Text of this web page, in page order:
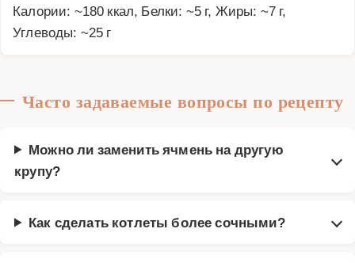
Калории: ~180 ккал, Белки: ~5 г, Жиры: ~7 г,
Углеводы: ~25 г
Часто задаваемые вопросы по рецепту
Можно ли заменить ячмень на другую
крупу?
Как сделать котлеты более сочными?